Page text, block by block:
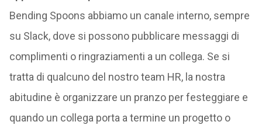
Bending Spoons abbiamo un canale interno, sempre
su Slack, dove si possono pubblicare messaggi di
complimenti o ringraziamenti a un collega. Se si
tratta di qualcuno del nostro team HR, la nostra
abitudine è organizzare un pranzo per festeggiare e
quando un collega porta a termine un progetto o